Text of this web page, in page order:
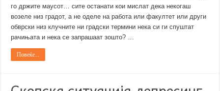
го држите маусот… сите останати кои мислат дека некогаш
возеле низ градот, а не оделе на работа или факултет или други
обврски низ клучните ни градски термини нека си ги спуштат
рачињата и нека се запрашаат зошто? …
Повеќе...